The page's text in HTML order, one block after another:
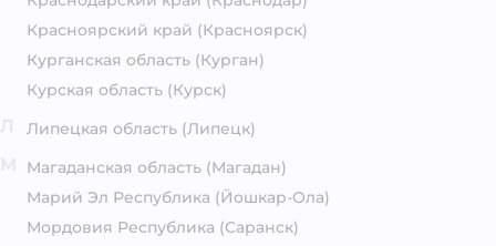
Красноярский край (Красноярск)
Курганская область (Курган)
Курская область (Курск)
Липецкая область (Липецк)
Магаданская область (Магадан)
Марий Эл Республика (Йошкар-Ола)
Мордовия Республика (Саранск)